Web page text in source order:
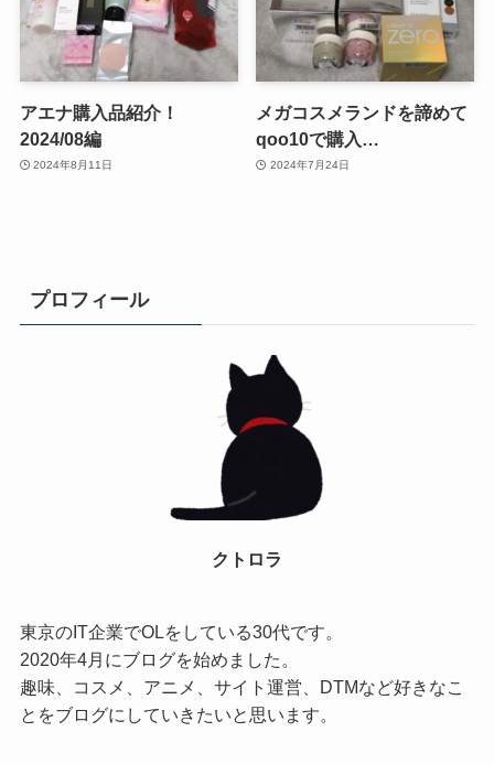
アエナ購入品紹介！
2024/08編
2024年8月11日
メガコスメランドを諦めて
qoo10で購入…
2024年7月24日
プロフィール
クトロラ
東京のIT企業でOLをしている30代です。
2020年4月にブログを始めました。
趣味、コスメ、アニメ、サイト運営、DTMなど好きなこ
とをブログにしていきたいと思います。